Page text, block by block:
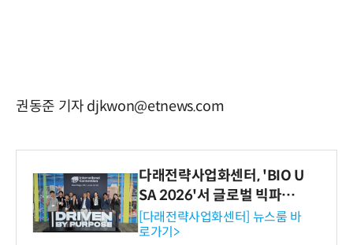
권동준 기자 djkwon@etnews.com
다래전략사업화센터, 'BIO U
SA 2026'서 글로벌 빅파마
와의 비즈니스 미팅 지원…K
-바이오 해외 진출 교두보 확
[다래전략사업화센터] 뉴스룸 바
로가기>